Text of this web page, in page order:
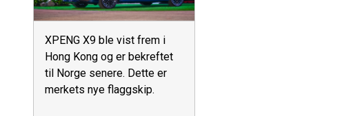
XPENG X9 ble vist frem i
Hong Kong og er bekreftet
til Norge senere. Dette er
merkets nye flaggskip.